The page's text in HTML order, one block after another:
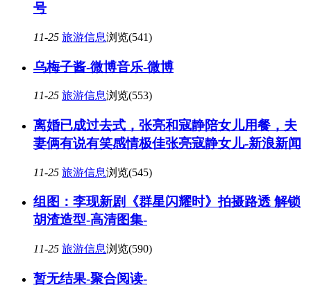
号
11-25 旅游信息浏览(541)
乌梅子酱-微博音乐-微博
11-25 旅游信息浏览(553)
离婚已成过去式，张亮和寇静陪女儿用餐，夫
妻俩有说有笑感情极佳张亮寇静女儿-新浪新闻
11-25 旅游信息浏览(545)
组图：李现新剧《群星闪耀时》拍摄路透 解锁
胡渣造型-高清图集-
11-25 旅游信息浏览(590)
暂无结果-聚合阅读-